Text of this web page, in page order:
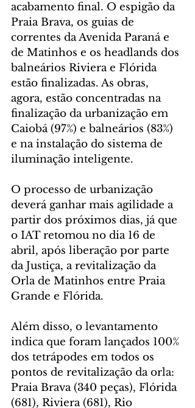
acabamento final. O espigão da
Praia Brava, os guias de
correntes da Avenida Paraná e
de Matinhos e os headlands dos
balneários Riviera e Flórida
estão finalizadas. As obras,
agora, estão concentradas na
finalização da urbanização em
Caiobá (97%) e balneários (83%)
e na instalação do sistema de
iluminação inteligente.
O processo de urbanização
deverá ganhar mais agilidade a
partir dos próximos dias, já que
o IAT retomou no dia 16 de
abril, após liberação por parte
da Justiça, a revitalização da
Orla de Matinhos entre Praia
Grande e Flórida.
Além disso, o levantamento
indica que foram lançados 100%
dos tetrápodes em todos os
pontos de revitalização da orla:
Praia Brava (340 peças), Flórida
(681), Riviera (681), Rio